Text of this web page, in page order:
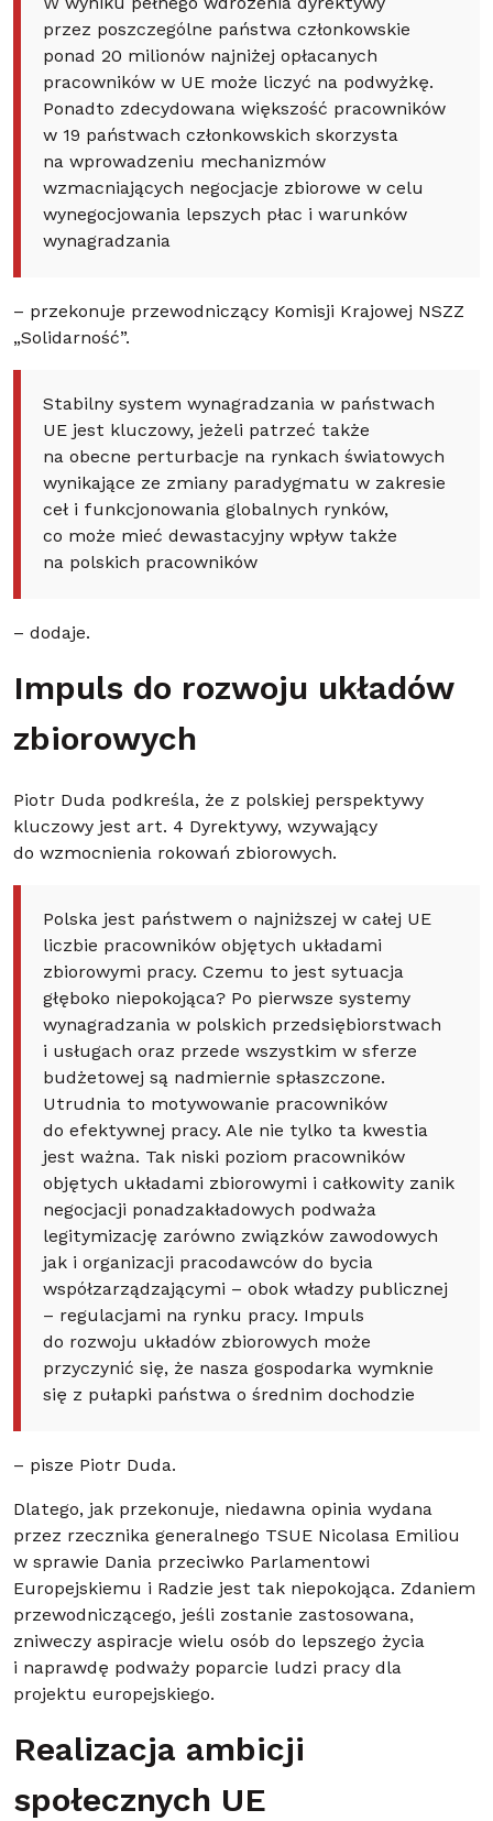
W wyniku pełnego wdrożenia dyrektywy
przez poszczególne państwa członkowskie
ponad 20 milionów najniżej opłacanych
pracowników w UE może liczyć na podwyżkę.
Ponadto zdecydowana większość pracowników
w 19 państwach członkowskich skorzysta
na wprowadzeniu mechanizmów
wzmacniających negocjacje zbiorowe w celu
wynegocjowania lepszych płac i warunków
wynagradzania
– przekonuje przewodniczący Komisji Krajowej NSZZ
„Solidarność”.
Stabilny system wynagradzania w państwach
UE jest kluczowy, jeżeli patrzeć także
na obecne perturbacje na rynkach światowych
wynikające ze zmiany paradygmatu w zakresie
ceł i funkcjonowania globalnych rynków,
co może mieć dewastacyjny wpływ także
na polskich pracowników
– dodaje.
Impuls do rozwoju układów
zbiorowych
Piotr Duda podkreśla, że z polskiej perspektywy
kluczowy jest art. 4 Dyrektywy, wzywający
do wzmocnienia rokowań zbiorowych.
Polska jest państwem o najniższej w całej UE
liczbie pracowników objętych układami
zbiorowymi pracy. Czemu to jest sytuacja
głęboko niepokojąca? Po pierwsze systemy
wynagradzania w polskich przedsiębiorstwach
i usługach oraz przede wszystkim w sferze
budżetowej są nadmiernie spłaszczone.
Utrudnia to motywowanie pracowników
do efektywnej pracy. Ale nie tylko ta kwestia
jest ważna. Tak niski poziom pracowników
objętych układami zbiorowymi i całkowity zanik
negocjacji ponadzakładowych podważa
legitymizację zarówno związków zawodowych
jak i organizacji pracodawców do bycia
współzarządzającymi – obok władzy publicznej
– regulacjami na rynku pracy. Impuls
do rozwoju układów zbiorowych może
przyczynić się, że nasza gospodarka wymknie
się z pułapki państwa o średnim dochodzie
– pisze Piotr Duda.
Dlatego, jak przekonuje, niedawna opinia wydana
przez rzecznika generalnego TSUE Nicolasa Emiliou
w sprawie Dania przeciwko Parlamentowi
Europejskiemu i Radzie jest tak niepokojąca. Zdaniem
przewodniczącego, jeśli zostanie zastosowana,
zniweczy aspiracje wielu osób do lepszego życia
i naprawdę podważy poparcie ludzi pracy dla
projektu europejskiego.
Realizacja ambicji
społecznych UE